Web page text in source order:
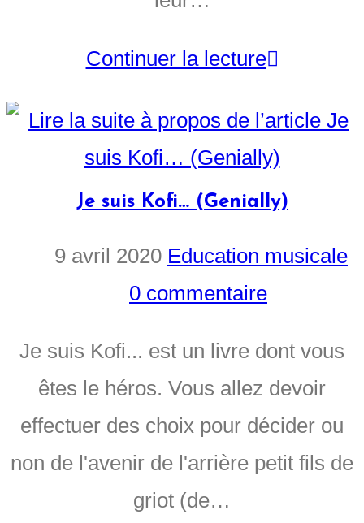
Continuer la lecture
Je suis Kofi… (Genially)
9 avril 2020 Education musicale
0 commentaire
Je suis Kofi... est un livre dont vous
êtes le héros. Vous allez devoir
effectuer des choix pour décider ou
non de l'avenir de l'arrière petit fils de
griot (de…